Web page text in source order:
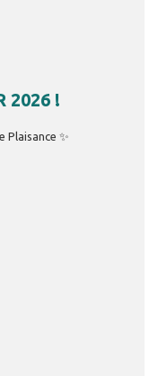
2026 !
Plaisance ✨